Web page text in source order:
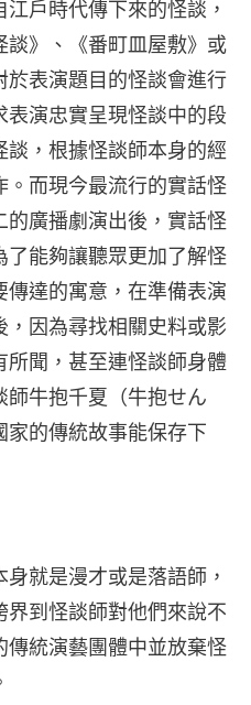
戶時代傳下來的怪談，
》、《番町皿屋敷》或
於表演題目的怪談會進行
表演忠實呈現怪談中的段
，根據怪談師本身的經
。而現今最流行的實話怪
廣播劇演出後，實話怪
能夠讓聽眾更加了解怪
達的寓意，在準備表演
因為尋找相關史料或影
所聞，甚至連怪談師身體
牛抱千夏（牛抱せん
家的傳統故事能保存下
就是漫才或是落語師，
到怪談師對他們來說不
傳統演藝團體中並放棄怪